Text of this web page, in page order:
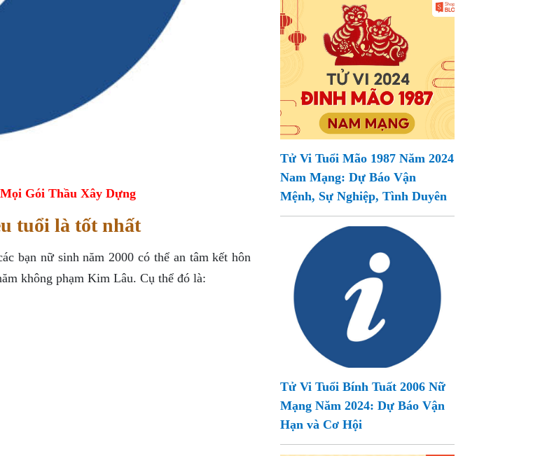
Gói Thầu Xây Dựng
tuổi là tốt nhất
bạn nữ sinh năm 2000 có thể an tâm kết hôn
không phạm Kim Lâu. Cụ thể đó là:
Tử Vi Tuổi Mão 1987 Năm 2024
Nam Mạng: Dự Báo Vận
Mệnh, Sự Nghiệp, Tình Duyên
Tử Vi Tuổi Bính Tuất 2006 Nữ
Mạng Năm 2024: Dự Báo Vận
Hạn và Cơ Hội